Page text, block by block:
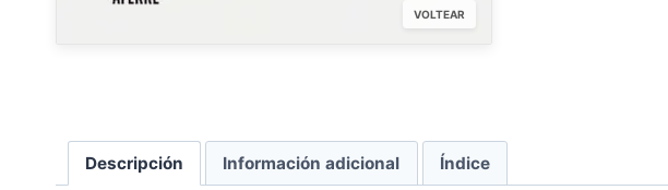
VOLTEAR
Descripción Información adicional Índice